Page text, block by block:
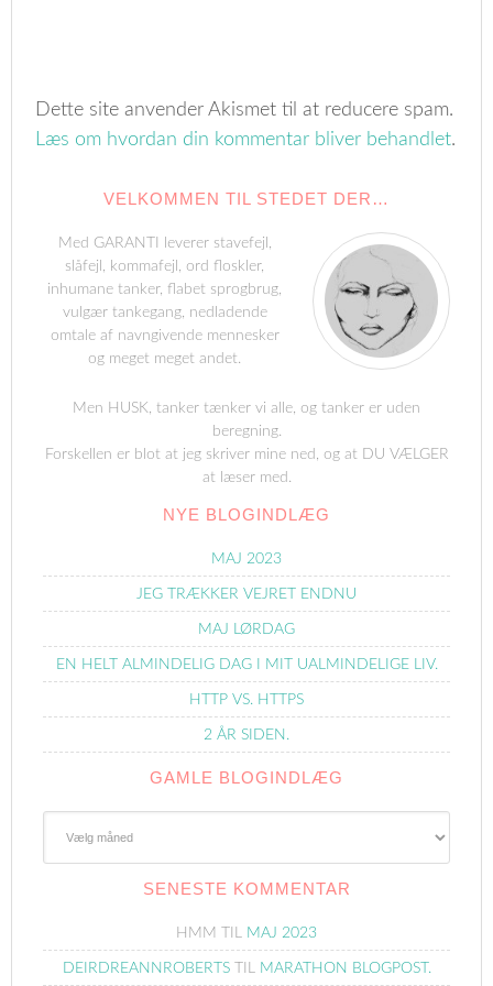
Dette site anvender Akismet til at reducere spam.
Læs om hvordan din kommentar bliver behandlet.
VELKOMMEN TIL STEDET DER…
Med GARANTI leverer stavefejl,
slåfejl, kommafejl, ord floskler,
inhumane tanker, flabet sprogbrug,
vulgær tankegang, nedladende
omtale af navngivende mennesker
og meget meget andet.
Men HUSK, tanker tænker vi alle, og tanker er uden
beregning.
Forskellen er blot at jeg skriver mine ned, og at DU VÆLGER
at læser med.
NYE BLOGINDLÆG
MAJ 2023
JEG TRÆKKER VEJRET ENDNU
MAJ LØRDAG
EN HELT ALMINDELIG DAG I MIT UALMINDELIGE LIV.
HTTP VS. HTTPS
2 ÅR SIDEN.
GAMLE BLOGINDLÆG
SENESTE KOMMENTAR
HMM TIL MAJ 2023
DEIRDREANNROBERTSTIL MARATHON BLOGPOST.